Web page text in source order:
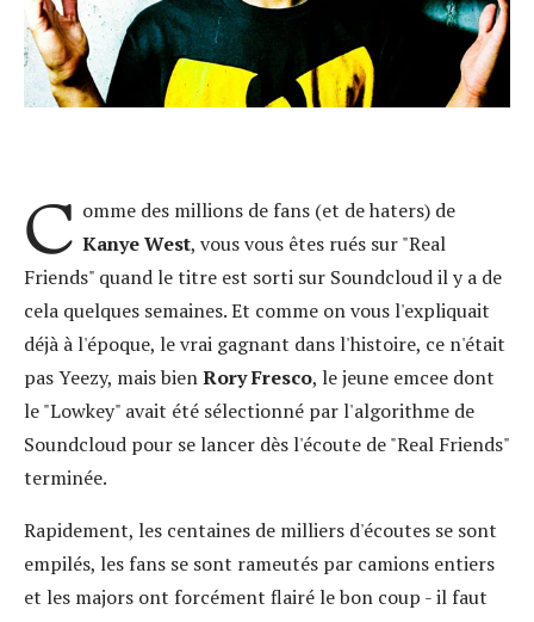
C omme des millions de fans (et de haters) de
Kanye West, vous vous êtes rués sur "Real
Friends" quand le titre est sorti sur Soundcloud il y a de
cela quelques semaines. Et comme on vous l'expliquait
déjà à l'époque, le vrai gagnant dans l'histoire, ce n'était
pas Yeezy, mais bienRory Fresco, le jeune emcee dont
le "Lowkey" avait été sélectionné par l'algorithme de
Soundcloud pour se lancer dès l'écoute de "Real Friends"
terminée.
Rapidement, les centaines de milliers d'écoutes se sont
empilés, les fans se sont rameutés par camions entiers
et les majors ont forcément flairé le bon coup - il faut